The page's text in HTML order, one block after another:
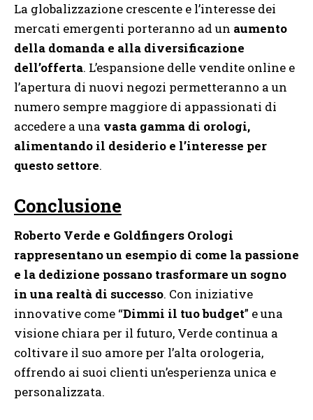
La globalizzazione crescente e l’interesse dei
mercati emergenti porteranno ad un aumento
della domanda e alla diversificazione
dell’offerta. L’espansione delle vendite online e
l’apertura di nuovi negozi permetteranno a un
numero sempre maggiore di appassionati di
accedere a una vasta gamma di orologi,
alimentando il desiderio e l’interesse per
questo settore.
Conclusione
Roberto Verde e Goldfingers Orologi
rappresentano un esempio di come la passione
e la dedizione possano trasformare un sogno
in una realtà di successo. Con iniziative
innovative come “Dimmi il tuo budget” e una
visione chiara per il futuro, Verde continua a
coltivare il suo amore per l’alta orologeria,
offrendo ai suoi clienti un’esperienza unica e
personalizzata.